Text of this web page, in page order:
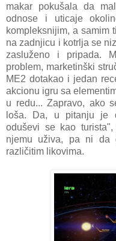
makar pokušala da
odnose i uticaje
kompleksnijim, a samim
na zadnjicu i kotrlja se
zasluženo i pripada.
problem, marketinški
ME2 dotakao i jedan
akcionu igru sa
u redu... Zapravo, ako
loša. Da, u pitanju je
oduševi se kao
njemu uživa, pa ni da
različitim likovima.